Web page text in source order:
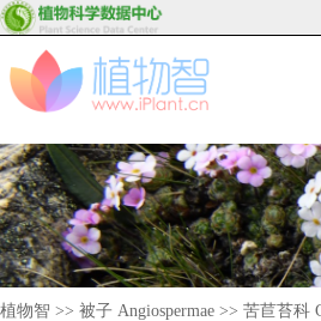
植物智 >> 被子 Angiospermae >> 苦苣苔科